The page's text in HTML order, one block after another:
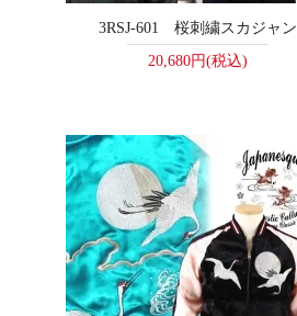
3RSJ-601 桜刺繍スカジャン
20,680円(税込)